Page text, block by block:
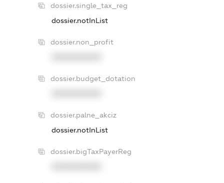
dossier.single_tax_reg
dossier.notInList
dossier.non_profit
dossier.budget_dotation
dossier.palne_akciz
dossier.notInList
dossier.bigTaxPayerReg